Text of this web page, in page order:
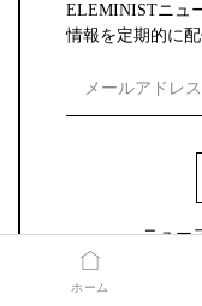
ELEMINISTニュ
情報を定期的に配
ニュー
ホーム